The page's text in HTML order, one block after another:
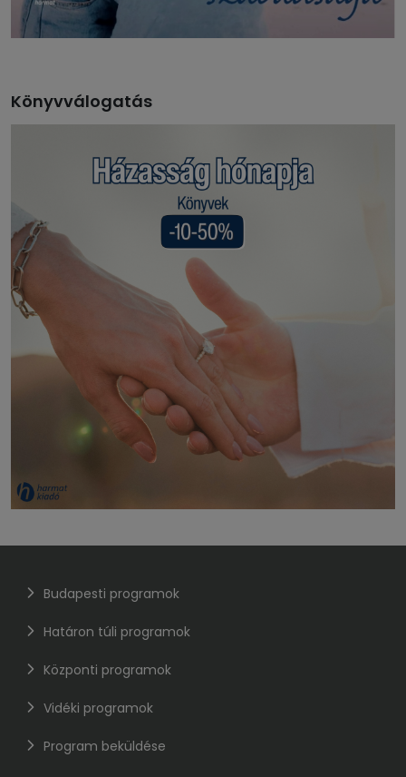
Könyvválogatás
Budapesti programok
Határon túli programok
Központi programok
Vidéki programok
Program beküldése